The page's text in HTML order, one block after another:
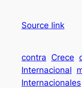
Source link
contra Crece
Internacional
Internacionales